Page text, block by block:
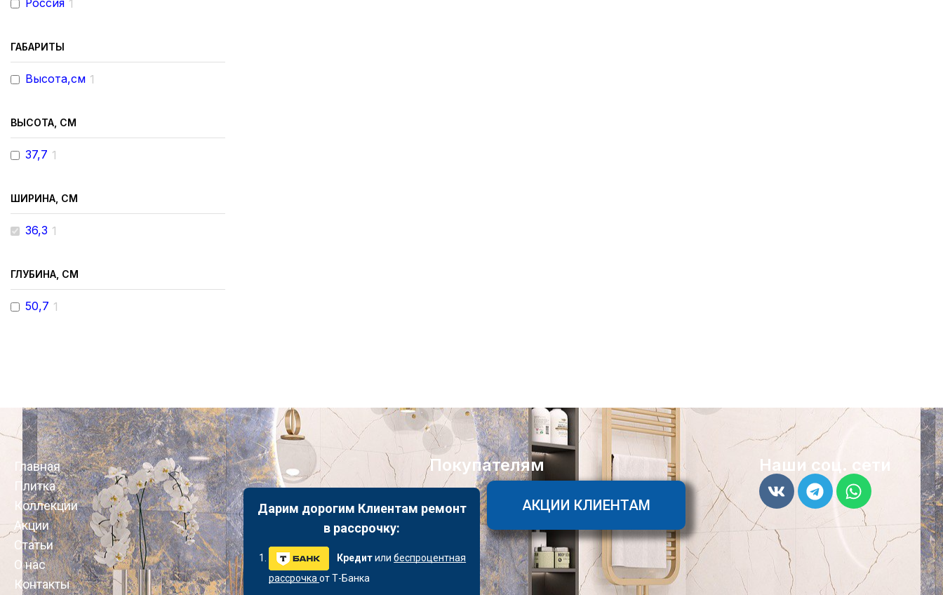
Россия 1
ГАБАРИТЫ
Высота,см 1
ВЫСОТА, СМ
37,7 1
ШИРИНА, СМ
36,3 1
ГЛУБИНА, СМ
50,7 1
Главная
Плитка
Коллекции
Акции
Статьи
О нас
Контакты
Покупателям
Дарим дорогим Клиентам ремонт
в рассрочку:
Кредитилибеспроцентная
рассрочкаот Т-Банка
АКЦИИ КЛИЕНТАМ
Наши соц. сети